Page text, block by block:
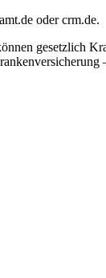
oder crm.de.
gesetzlich